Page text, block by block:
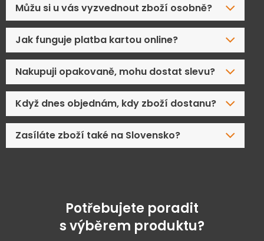
Můžu si u vás vyzvednout zboží osobně?
Jak funguje platba kartou online?
Nakupuji opakovaně, mohu dostat slevu?
Když dnes objednám, kdy zboží dostanu?
Zasíláte zboží také na Slovensko?
Potřebujete poradit
s výběrem produktu?